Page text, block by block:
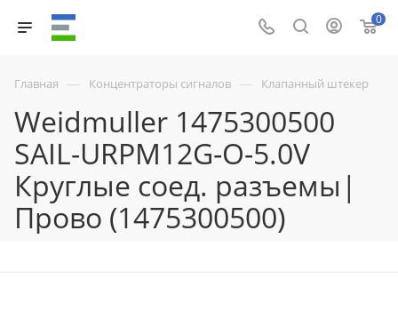
0
Главная — Концентраторы сигналов — Клапанный штекер
Weidmuller 1475300500
SAIL-URPM12G-O-5.0V
Круглые соед. разъемы|
Прово (1475300500)